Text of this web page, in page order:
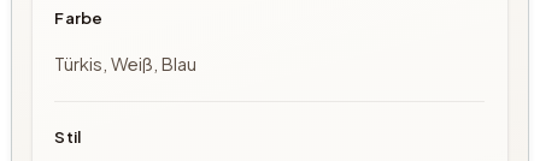
Farbe
Türkis, Weiß, Blau
Stil